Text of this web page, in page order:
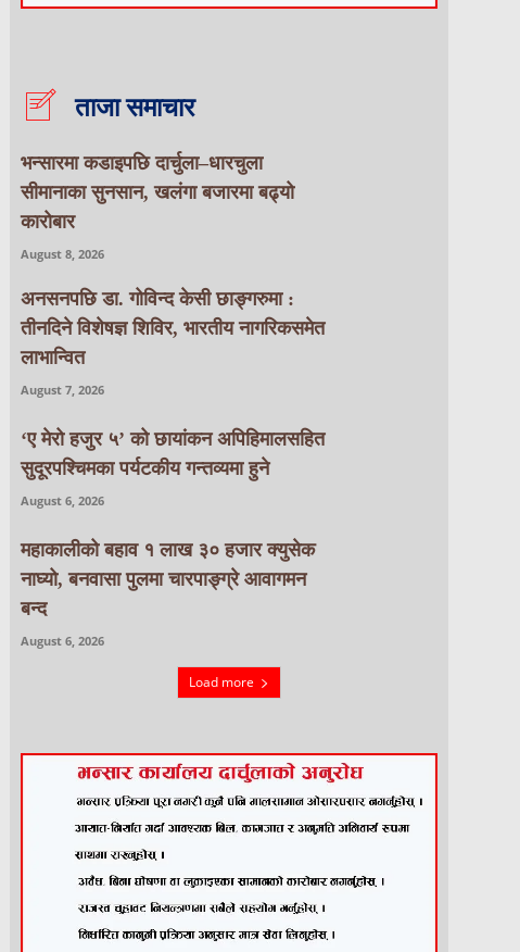
ताजा समाचार
भन्सारमा कडाइपछि दार्चुला–धारचुला
सीमानाका सुनसान, खलंगा बजारमा बढ्यो
कारोबार
August 8, 2026
अनसनपछि डा. गोविन्द केसी छाङ्गरुमा :
तीनदिने विशेषज्ञ शिविर, भारतीय नागरिकसमेत
लाभान्वित
August 7, 2026
‘ए मेरो हजुर ५’ को छायांकन अपिहिमालसहित
सुदूरपश्चिमका पर्यटकीय गन्तव्यमा हुने
August 6, 2026
महाकालीको बहाव १ लाख ३० हजार क्युसेक
नाघ्यो, बनवासा पुलमा चारपाङ्ग्रे आवागमन
बन्द
August 6, 2026
Load more